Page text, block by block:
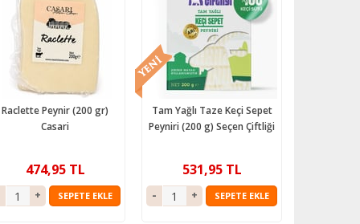
Raclette Peynir (200 gr)
Casari
474,95 TL
SEPETE EKLE
Tam Yağlı Taze Keçi Sepet
Peyniri (200 g) Seçen Çiftliği
531,95 TL
SEPETE EKLE